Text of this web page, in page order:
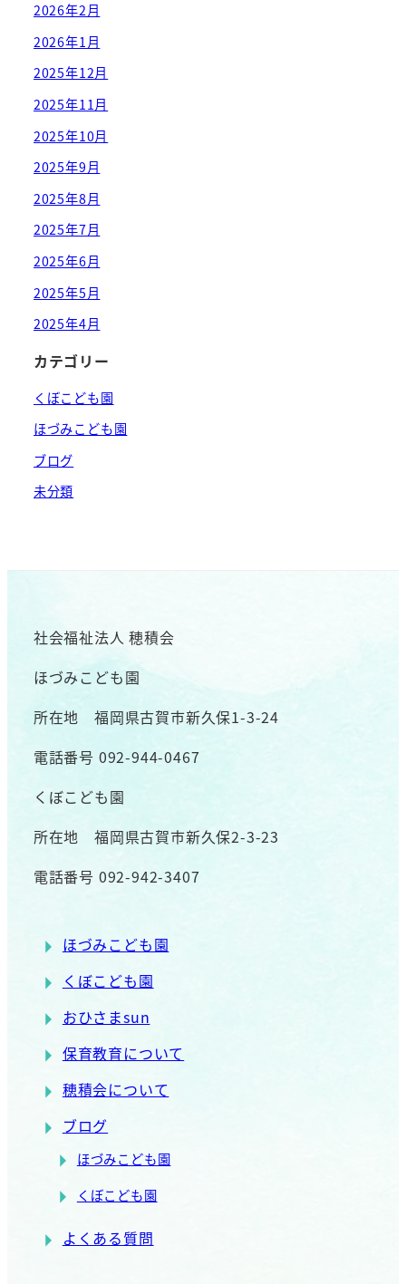
2026年2月
2026年1月
2025年12月
2025年11月
2025年10月
2025年9月
2025年8月
2025年7月
2025年6月
2025年5月
2025年4月
カテゴリー
くぼこども園
ほづみこども園
ブログ
未分類
社会福祉法人 穂積会
ほづみこども園
所在地 福岡県古賀市新久保1-3-24
電話番号 092-944-0467
くぼこども園
所在地 福岡県古賀市新久保2-3-23
電話番号 092-942-3407
ほづみこども園
くぼこども園
おひさまsun
保育教育について
穂積会について
ブログ
ほづみこども園
くぼこども園
よくある質問